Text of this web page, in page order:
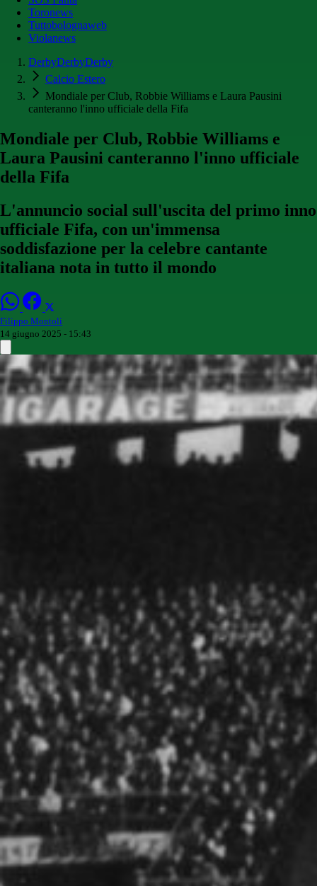
Toronews
Tuttobolognaweb
Violanews
DerbyDerbyDerby
Calcio Estero
Mondiale per Club, Robbie Williams e Laura Pausini
canteranno l'inno ufficiale della Fifa
Mondiale per Club, Robbie Williams e
Laura Pausini canteranno l'inno ufficiale
della Fifa
L'annuncio social sull'uscita del primo inno
ufficiale Fifa, con un'immensa
soddisfazione per la celebre cantante
italiana nota in tutto il mondo
Filippo Montoli
14 giugno 2025 - 15:43